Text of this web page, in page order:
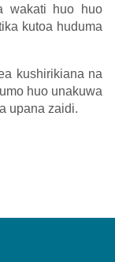
wakati huo huo
kutoa huduma
kushirikiana na
huo unakuwa
upana zaidi.